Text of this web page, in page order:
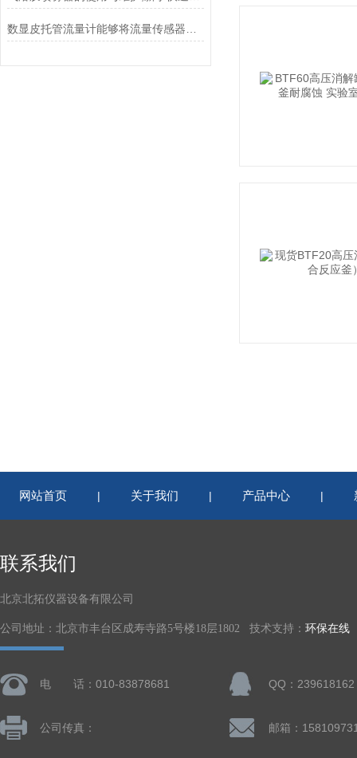
网站首页 | 关于我们 | 产品中心 |
联系我们
北京北拓仪器设备有限公司
公司地址：北京市丰台区成寿寺路5号楼18层1802 技术支持： 环保在线
电 话：010-83878681 QQ：239618162
公司传真：